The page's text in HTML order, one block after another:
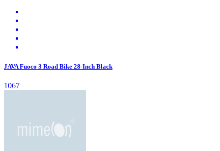
JAVA Fuoco 3 Road Bike 28-Inch Black
1067